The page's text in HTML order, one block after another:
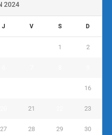
2024
J V S D
1 2
16
21 23
27 28 29 30